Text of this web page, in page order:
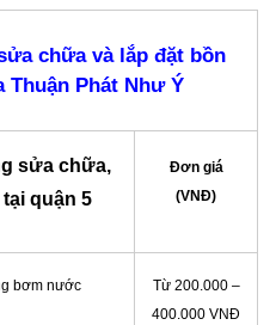
chữa và lắp đặt bồn
Thuận Phát Như Ý
sửa chữa,
quận 5
Đơn giá
(VNĐ)
bơm nước
Từ 200.000 –
400.000 VNĐ